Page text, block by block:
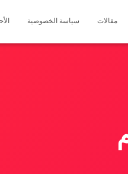
مقالات سياسة الخصوصية